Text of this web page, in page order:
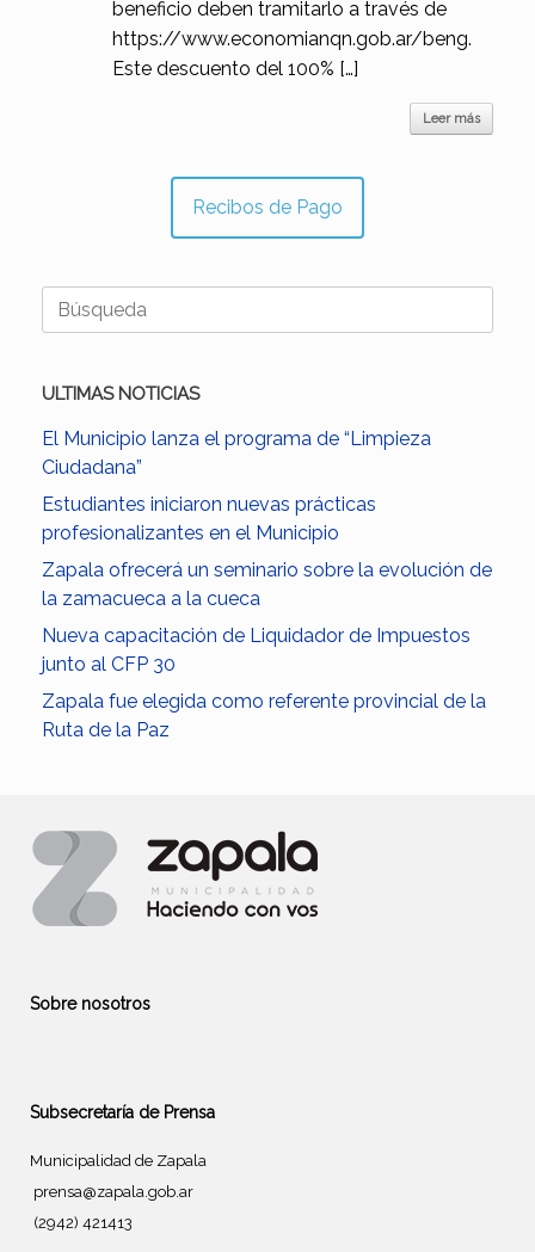
beneficio deben tramitarlo a través de
https://www.economianqn.gob.ar/beng.
Este descuento del 100% […]
Leer más
Recibos de Pago
Buscar:
ULTIMAS NOTICIAS
El Municipio lanza el programa de “Limpieza
Ciudadana”
Estudiantes iniciaron nuevas prácticas
profesionalizantes en el Municipio
Zapala ofrecerá un seminario sobre la evolución de
la zamacueca a la cueca
Nueva capacitación de Liquidador de Impuestos
junto al CFP 30
Zapala fue elegida como referente provincial de la
Ruta de la Paz
Sobre nosotros
Subsecretaría de Prensa
Municipalidad de Zapala
prensa@zapala.gob.ar
(2942) 421413